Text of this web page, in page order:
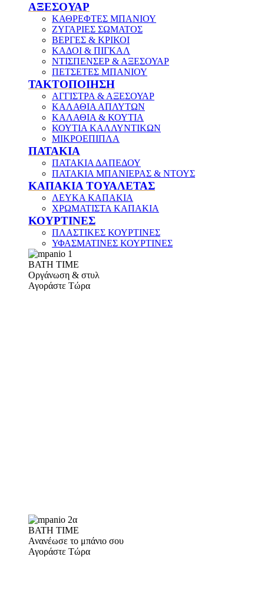
ΑΞΕΣΟΥΑΡ
ΚΑΘΡΕΦΤΕΣ ΜΠΑΝΙΟΥ
ΖΥΓΑΡΙΕΣ ΣΩΜΑΤΟΣ
ΒΕΡΓΕΣ & ΚΡΙΚΟΙ
ΚΑΔΟΙ & ΠΙΓΚΑΛ
ΝΤΙΣΠΕΝΣΕΡ & ΑΞΕΣΟΥΑΡ
ΠΕΤΣΕΤΕΣ ΜΠΑΝΙΟΥ
ΤΑΚΤΟΠΟΙΗΣΗ
ΑΓΓΙΣΤΡΑ & ΑΞΕΣΟΥΑΡ
ΚΑΛΑΘΙΑ ΑΠΛΥΤΩΝ
ΚΑΛΑΘΙΑ & ΚΟΥΤΙΑ
ΚΟΥΤΙΑ ΚΑΛΛΥΝΤΙΚΩΝ
ΜΙΚΡΟΕΠΙΠΛΑ
ΠΑΤΑΚΙΑ
ΠΑΤΑΚΙΑ ΔΑΠΕΔΟΥ
ΠΑΤΑΚΙΑ ΜΠΑΝΙΕΡΑΣ & ΝΤΟΥΣ
ΚΑΠΑΚΙΑ ΤΟΥΑΛΕΤΑΣ
ΛΕΥΚΑ ΚΑΠΑΚΙΑ
ΧΡΩΜΑΤΙΣΤΑ ΚΑΠΑΚΙΑ
ΚΟΥΡΤΙΝΕΣ
ΠΛΑΣΤΙΚΕΣ ΚΟΥΡΤΙΝΕΣ
ΥΦΑΣΜΑΤΙΝΕΣ ΚΟΥΡΤΙΝΕΣ
ΒΑΤΗ ΤΙΜΕ
Οργάνωση & στυλ
Αγοράστε Τώρα
BATH TIME
Ανανέωσε το μπάνιο σου
Αγοράστε Τώρα